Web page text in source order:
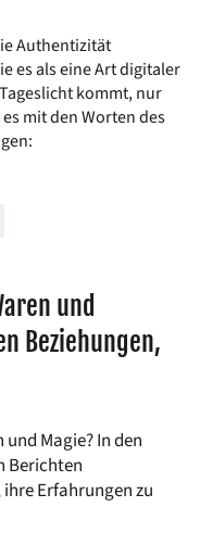
Authentizität
es als eine Art digitaler
kommt, nur
mit den Worten des
und
Beziehungen,
Magie? In den
Berichten
Erfahrungen zu